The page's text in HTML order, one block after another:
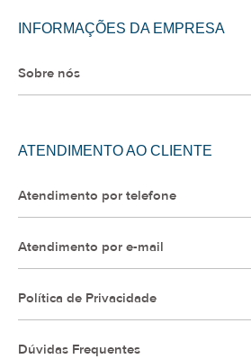
INFORMAÇÕES DA EMPRESA
Sobre nós
ATENDIMENTO AO CLIENTE
Atendimento por telefone
Atendimento por e-mail
Política de Privacidade
Dúvidas Frequentes